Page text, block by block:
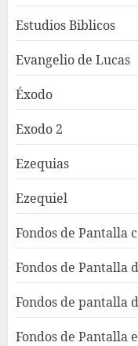
Estudios Biblicos
Evangelio de Lucas
Éxodo
Exodo 2
Ezequias
Ezequiel
Fondos de Pantalla
Fondos de Pantalla
Fondos de pantalla
Fondos de Pantalla